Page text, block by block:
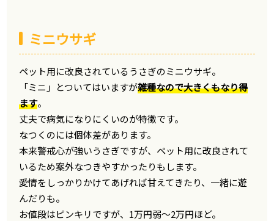
ミニウサギ
ペット用に改良されているうさぎのミニウサギ。
「ミニ」とついてはいますが雑種なので大きくもなり得
ます。
丈夫で病気になりにくいのが特徴です。
なつくのには個体差があります。
本来警戒心が強いうさぎですが、ペット用に改良されて
いるため案外なつきやすかったりもします。
愛情をしっかりかけてあげれば甘えてきたり、一緒に遊
んだりも。
お値段はピンキリですが、1万円弱～2万円ほど。